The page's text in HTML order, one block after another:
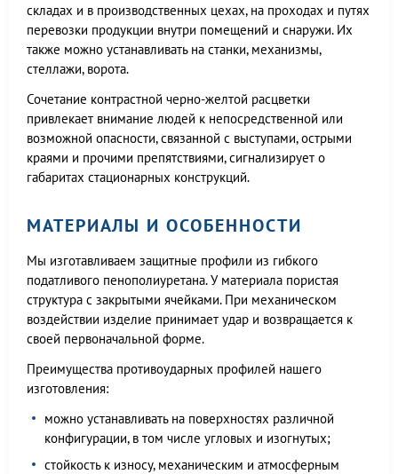
складах и в производственных цехах, на проходах и путях
перевозки продукции внутри помещений и снаружи. Их
также можно устанавливать на станки, механизмы,
стеллажи, ворота.
Сочетание контрастной черно-желтой расцветки
привлекает внимание людей к непосредственной или
возможной опасности, связанной с выступами, острыми
краями и прочими препятствиями, сигнализирует о
габаритах стационарных конструкций.
МАТЕРИАЛЫ И ОСОБЕННОСТИ
Мы изготавливаем защитные профили из гибкого
податливого пенополиуретана. У материала пористая
структура с закрытыми ячейками. При механическом
воздействии изделие принимает удар и возвращается к
своей первоначальной форме.
Преимущества противоударных профилей нашего
изготовления:
можно устанавливать на поверхностях различной
конфигурации, в том числе угловых и изогнутых;
стойкость к износу, механическим и атмосферным